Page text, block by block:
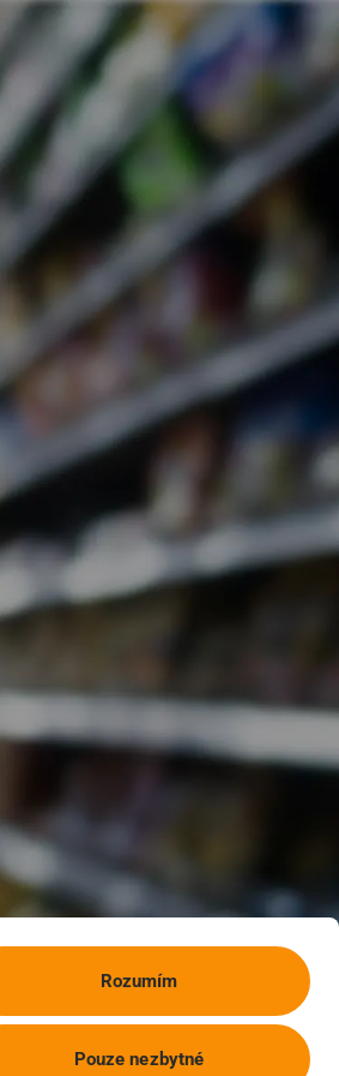
Rozumím
Pouze nezbytné